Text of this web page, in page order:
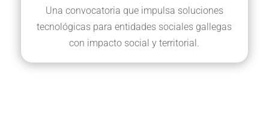
Una convocatoria que impulsa soluciones
tecnológicas para entidades sociales gallegas
con impacto social y territorial.